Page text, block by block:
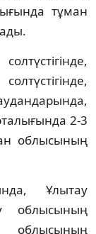
тұман
2-3
облысының
Ұлытау
облысының
облысының